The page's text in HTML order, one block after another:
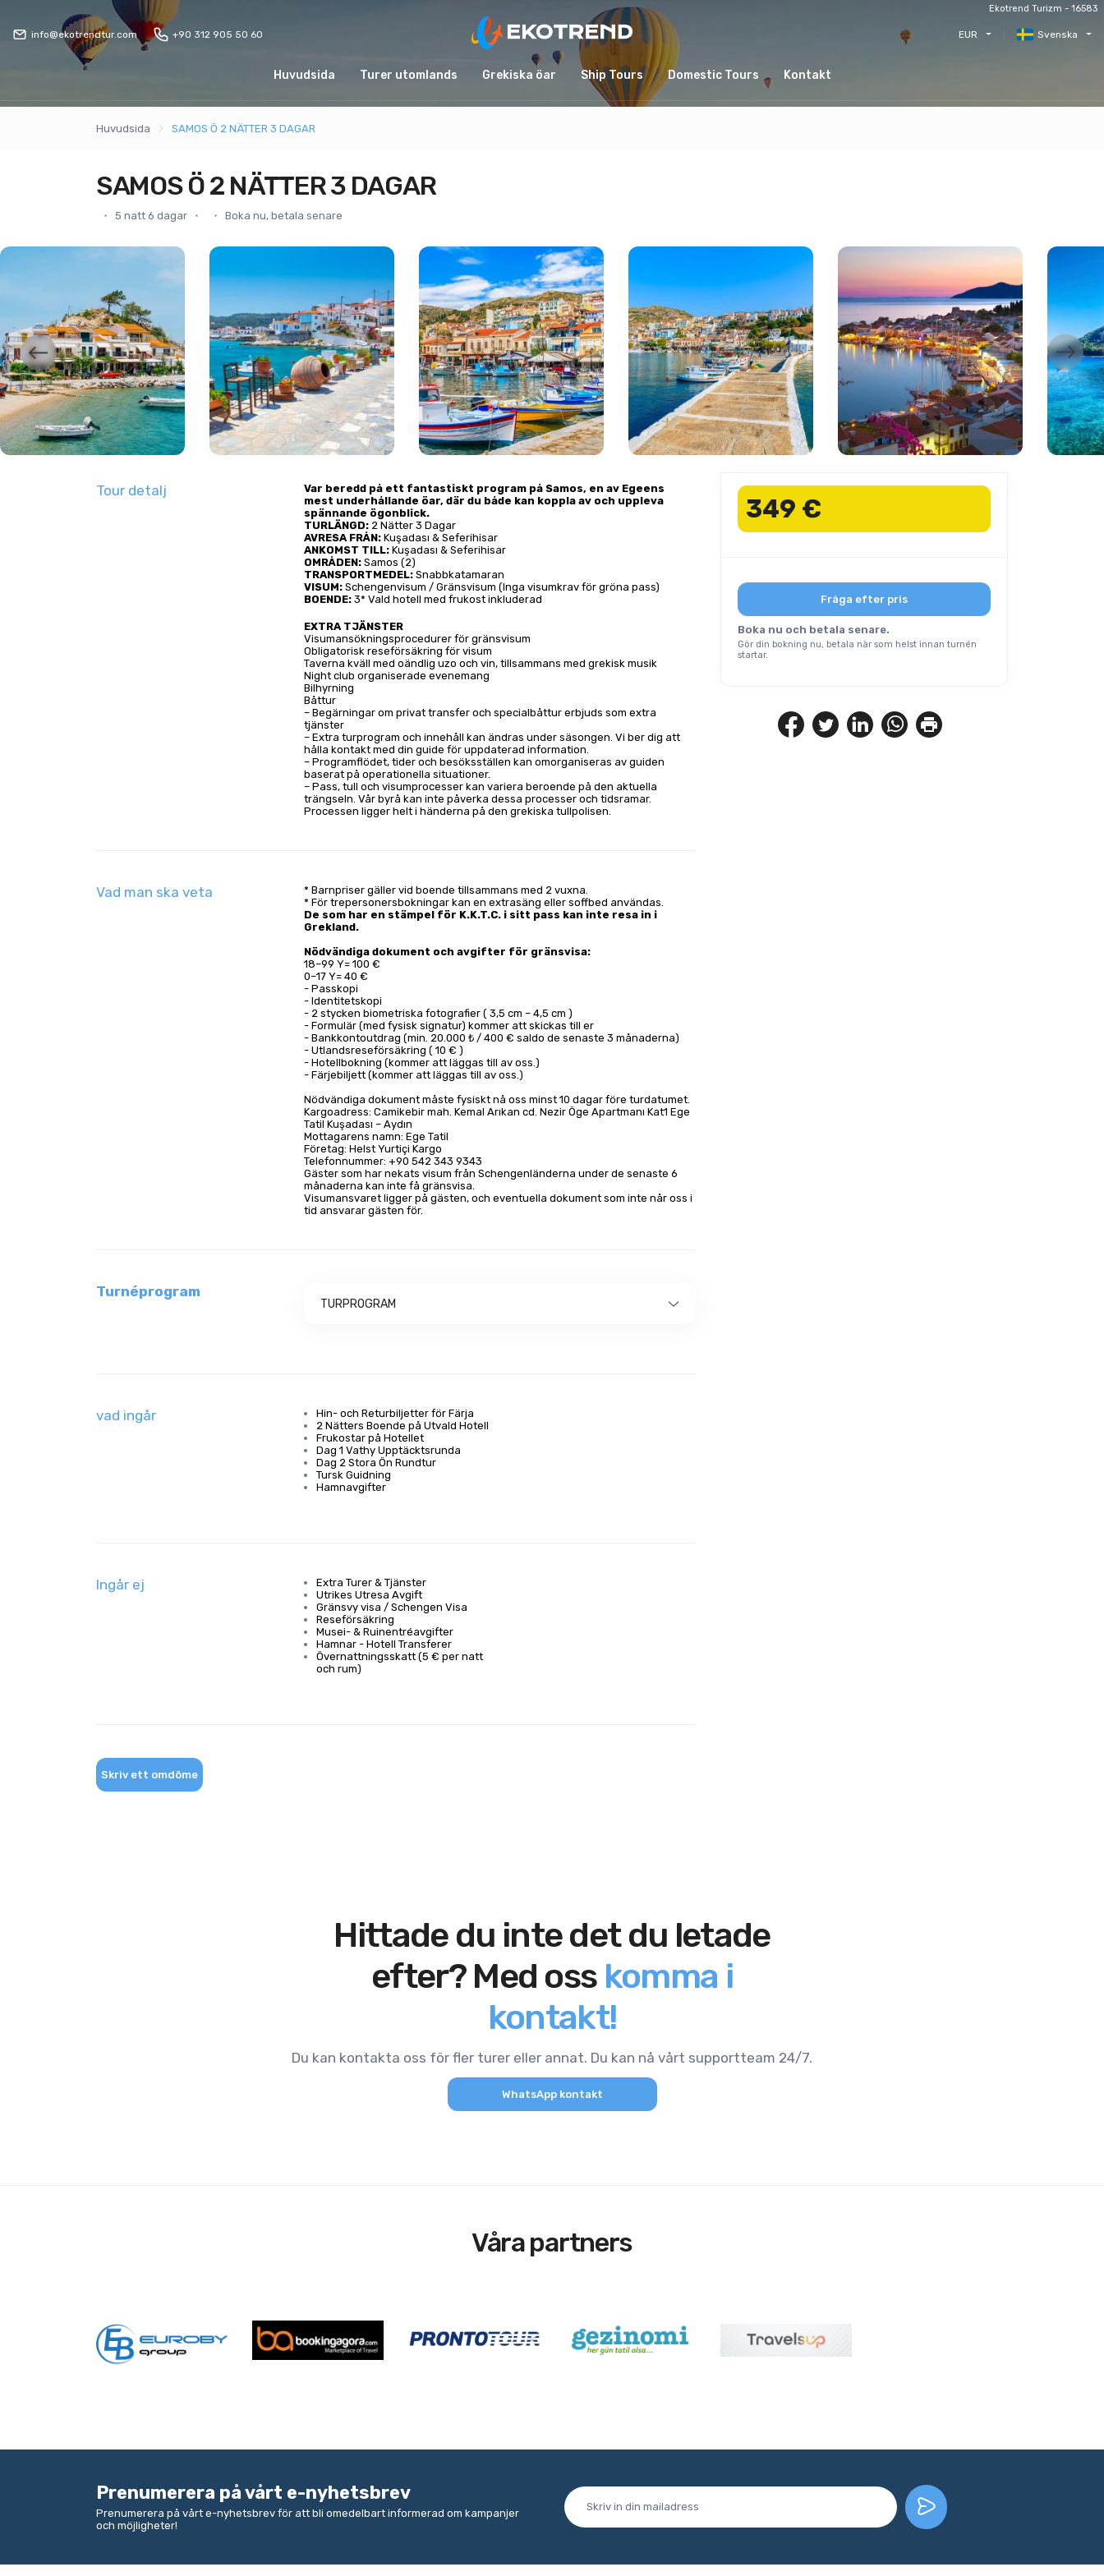
Ekotrend Turizm - 16583
info@ekotrendtur.com +90 312 905 50 60 EUR Svenska
Huvudsida Turer utomlands Grekiska öar Ship Tours Domestic Tours Kontakt
Huvudsida SAMOS Ö 2 NÄTTER 3 DAGAR
SAMOS Ö 2 NÄTTER 3 DAGAR
5 natt 6 dagar Boka nu, betala senare
Tour detalj
Var beredd på ett fantastiskt program på Samos, en av Egeens
mest underhållande öar, där du både kan koppla av och uppleva
spännande ögonblick.
TURLÄNGD: 2 Nätter 3 Dagar
AVRESA FRÅN: Kuşadası & Seferihisar
ANKOMST TILL: Kuşadası & Seferihisar
OMRÅDEN: Samos (2)
TRANSPORTMEDEL: Snabbkatamaran
VISUM: Schengenvisum / Gränsvisum (Inga visumkrav för gröna pass)
BOENDE: 3* Vald hotell med frukost inkluderad
EXTRA TJÄNSTER
Visumansökningsprocedurer för gränsvisum
Obligatorisk reseförsäkring för visum
Taverna kväll med oändlig uzo och vin, tillsammans med grekisk musik
Night club organiserade evenemang
Bilhyrning
Båttur
– Begärningar om privat transfer och specialbåttur erbjuds som extra
tjänster
– Extra turprogram och innehåll kan ändras under säsongen. Vi ber dig att
hålla kontakt med din guide för uppdaterad information.
– Programflödet, tider och besöksställen kan omorganiseras av guiden
baserat på operationella situationer.
– Pass, tull och visumprocesser kan variera beroende på den aktuella
trängseln. Vår byrå kan inte påverka dessa processer och tidsramar.
Processen ligger helt i händerna på den grekiska tullpolisen.
Vad man ska veta
* Barnpriser gäller vid boende tillsammans med 2 vuxna.
* För trepersonersbokningar kan en extrasäng eller soffbed användas.
De som har en stämpel för K.K.T.C. i sitt pass kan inte resa in i
Grekland.
Nödvändiga dokument och avgifter för gränsvisa:
18–99 Y= 100 €
0–17 Y= 40 €
- Passkopi
- Identitetskopi
- 2 stycken biometriska fotografier ( 3,5 cm – 4,5 cm )
- Formulär (med fysisk signatur) kommer att skickas till er
- Bankkontoutdrag (min. 20.000 ₺ / 400 € saldo de senaste 3 månaderna)
- Utlandsreseförsäkring ( 10 € )
- Hotellbokning (kommer att läggas till av oss.)
- Färjebiljett (kommer att läggas till av oss.)
Nödvändiga dokument måste fysiskt nå oss minst 10 dagar före turdatumet.
Kargoadress: Camikebir mah. Kemal Arıkan cd. Nezir Öge Apartmanı Kat1 Ege
Tatil Kuşadası – Aydın
Mottagarens namn: Ege Tatil
Företag: Helst Yurtiçi Kargo
Telefonnummer: +90 542 343 9343
Gäster som har nekats visum från Schengenländerna under de senaste 6
månaderna kan inte få gränsvisa.
Visumansvaret ligger på gästen, och eventuella dokument som inte når oss i
tid ansvarar gästen för.
Turnéprogram
TURPROGRAM
vad ingår
Hin- och Returbiljetter för Färja
2 Nätters Boende på Utvald Hotell
Frukostar på Hotellet
Dag 1 Vathy Upptäcktsrunda
Dag 2 Stora Ön Rundtur
Tursk Guidning
Hamnavgifter
Ingår ej
Extra Turer & Tjänster
Utrikes Utresa Avgift
Gränsvy visa / Schengen Visa
Reseförsäkring
Musei- & Ruinentréavgifter
Hamnar - Hotell Transferer
Övernattningsskatt (5 € per natt
och rum)
Skriv ett omdöme
349 €
Fråga efter pris
Boka nu och betala senare.
Gör din bokning nu, betala när som helst innan turnén
startar.
Hittade du inte det du letade
efter? Med oss komma i
kontakt!
Du kan kontakta oss för fler turer eller annat. Du kan nå vårt supportteam 24/7.
WhatsApp kontakt
Våra partners
Prenumerera på vårt e-nyhetsbrev
Prenumerera på vårt e-nyhetsbrev för att bli omedelbart informerad om kampanjer
och möjligheter!